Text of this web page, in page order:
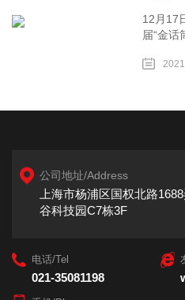
12月17
届“金话
公司地址/Address
上海市杨浦区国权北路
谷科技园C7栋3F
电话/Tel
021-35081198